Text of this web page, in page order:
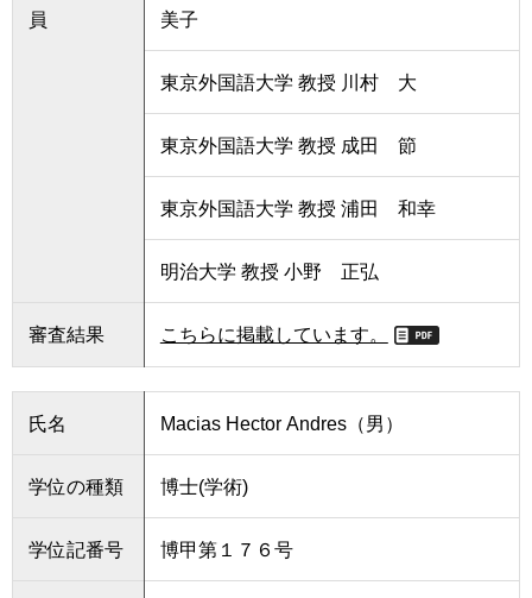
員
美子
東京外国語大学 教授 川村 大
東京外国語大学 教授 成田 節
東京外国語大学 教授 浦田 和幸
明治大学 教授 小野 正弘
審査結果 こちらに掲載しています。
氏名 Macias Hector Andres（男）
学位の種類 博士(学術)
学位記番号 博甲第１７６号